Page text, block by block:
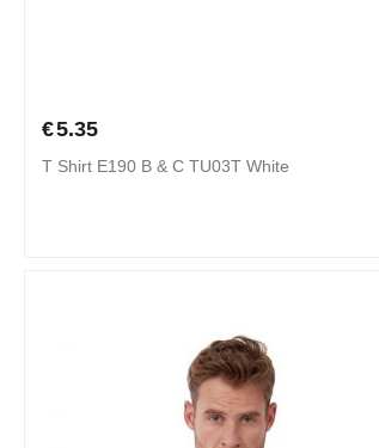
€5.35
T Shirt E190 B & C TU03T White